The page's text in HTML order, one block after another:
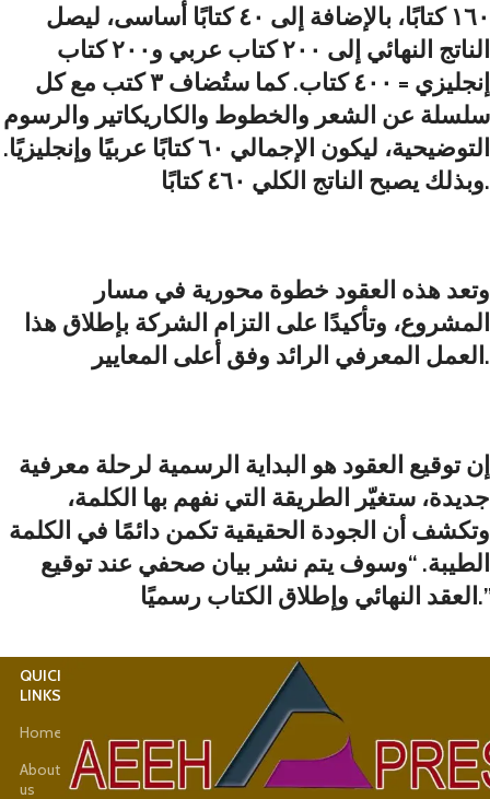
١٦٠ كتابًا، بالإضافة إلى ٤٠ كتابًا أساسى، ليصل
الناتج النهائي إلى ٢٠٠ كتاب عربي و٢٠٠ كتاب
إنجليزي = ٤٠٠ كتاب. كما ستُضاف ٣ كتب مع كل
سلسلة عن الشعر والخطوط والكاريكاتير والرسوم
التوضيحية، ليكون الإجمالي ٦٠ كتابًا عربيًا وإنجليزيًا.
وبذلك يصبح الناتج الكلي ٤٦٠ كتابًا.
وتعد هذه العقود خطوة محورية في مسار
المشروع، وتأكيدًا على التزام الشركة بإطلاق هذا
العمل المعرفي الرائد وفق أعلى المعايير.
إن توقيع العقود هو البداية الرسمية لرحلة معرفية
جديدة، ستغيّر الطريقة التي نفهم بها الكلمة،
وتكشف أن الجودة الحقيقية تكمن دائمًا في الكلمة
الطيبة. “وسوف يتم نشر بيان صحفي عند توقيع
العقد النهائي وإطلاق الكتاب رسميًا.”
QUICK
LINKS
Home
About
us
News
Shop